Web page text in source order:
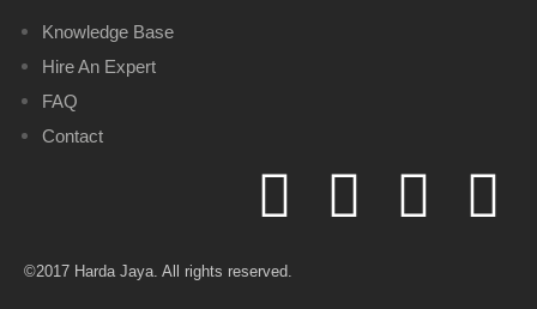
Knowledge Base
Hire An Expert
FAQ
Contact
©2017 Harda Jaya. All rights reserved.